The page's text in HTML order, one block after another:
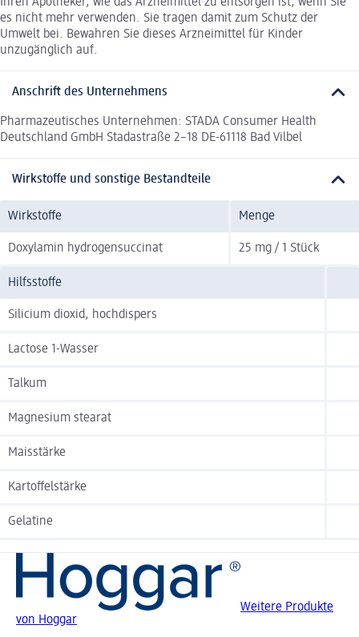
es nicht mehr verwenden. Sie tragen damit zum Schutz der
Umwelt bei. Bewahren Sie dieses Arzneimittel für Kinder
unzugänglich auf.
Anschrift des Unternehmens
Pharmazeutisches Unternehmen: STADA Consumer Health
Deutschland GmbH Stadastraße 2–18 DE-61118 Bad Vilbel
Wirkstoffe und sonstige Bestandteile
Wirkstoffe Menge
Doxylamin hydrogensuccinat 25 mg / 1 Stück
Hilfsstoffe
Silicium dioxid, hochdispers
Lactose 1-Wasser
Talkum
Magnesium stearat
Maisstärke
Kartoffelstärke
Gelatine
Weitere Produkte
von Hoggar